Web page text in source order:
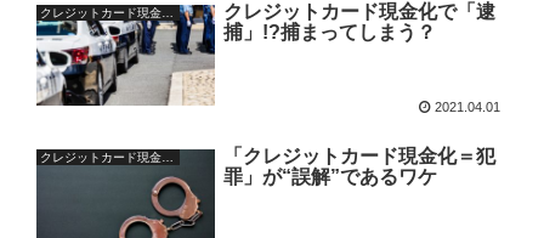
クレジットカード現金化の疑問
クレジットカード現金化で「逮
捕」!?捕まってしまう？
2021.04.01
クレジットカード現金化の疑問
「クレジットカード現金化＝犯
罪」が“誤解”であるワケ